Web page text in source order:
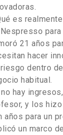
es
21 años
hacer
dentro
habitual.
no hay
y los
años para un
un marco